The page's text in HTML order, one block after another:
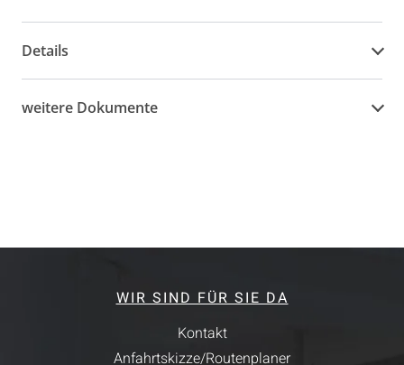
Details
weitere Dokumente
WIR SIND FÜR SIE DA
Kontakt
Anfahrtskizze/Routenplaner